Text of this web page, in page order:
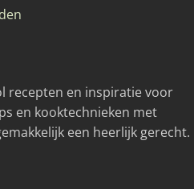
recepten en inspiratie voor
en kooktechnieken met
een heerlijk gerecht.